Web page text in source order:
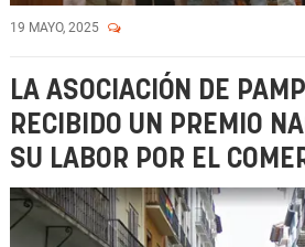
19 MAYO, 2025
LA ASOCIACIÓN DE
RECIBIDO UN PREMIO
SU LABOR POR EL